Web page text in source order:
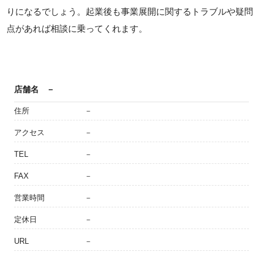
りになるでしょう。起業後も事業展開に関するトラブルや疑問
点があれば相談に乗ってくれます。
店舗名 －
住所 －
アクセス －
TEL －
FAX －
営業時間 －
定休日 －
URL －